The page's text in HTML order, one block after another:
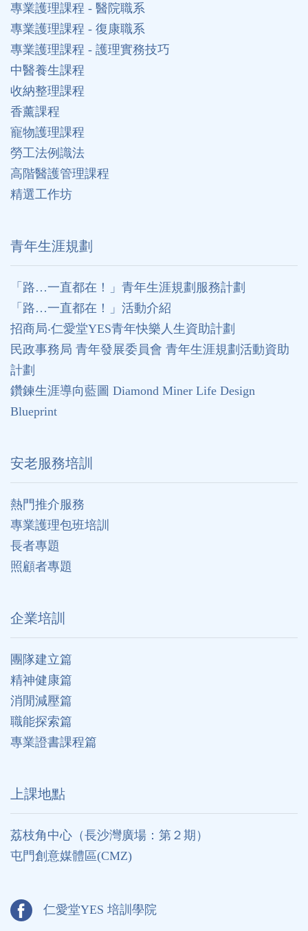
專業護理課程 - 醫院職系
專業護理課程 - 復康職系
專業護理課程 - 護理實務技巧
中醫養生課程
收納整理課程
香薰課程
寵物護理課程
勞工法例識法
高階醫護管理課程
精選工作坊
⻘年生涯規劃
「路…一直都在！」青年生涯規劃服務計劃
「路…一直都在！」活動介紹
招商局‧仁愛堂YES青年快樂人生資助計劃
民政事務局 青年發展委員會 青年生涯規劃活動資助
計劃
鑽鍊生涯導向藍圖 Diamond Miner Life Design
Blueprint
安老服務培訓
熱門推介服務
專業護理包班培訓
長者專題
照顧者專題
企業培訓
團隊建立篇
精神健康篇
消閒減壓篇
職能探索篇
專業證書課程篇
上課地點
荔枝角中心（長沙灣廣場：第２期）
屯門創意媒體區(CMZ)
仁愛堂YES 培訓學院